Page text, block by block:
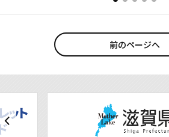
前のページへ